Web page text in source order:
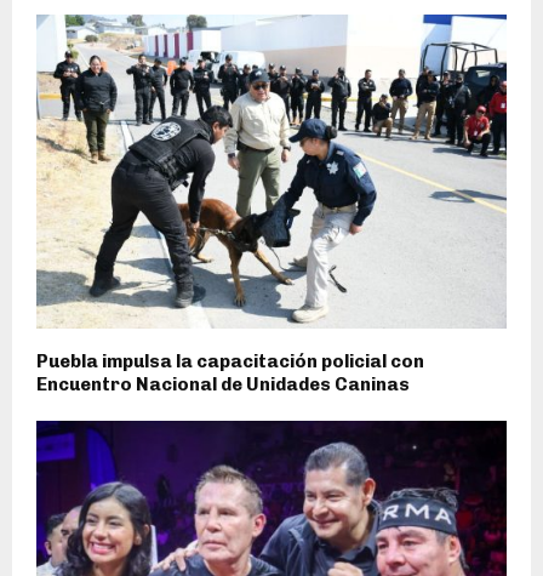
Puebla impulsa la capacitación policial con
Encuentro Nacional de Unidades Caninas